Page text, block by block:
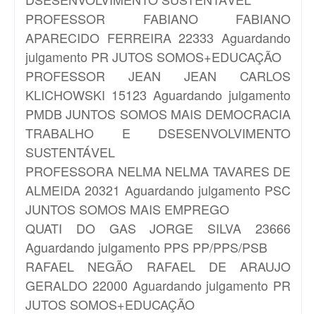
PROFESSOR FABIANOFABIANO
APARECIDO FERREIRA 22333 Aguardando
julgamento PR JUTOS SOMOS+EDUCAÇÃO
PROFESSOR JEAN JEAN CARLOS
KLICHOWSKI 15123 Aguardando julgamento
PMDB JUNTOS SOMOS MAIS DEMOCRACIA
TRABALHO E DSESENVOLVIMENTO
SUSTENTÁVEL
PROFESSORA NELMANELMA TAVARES DE
ALMEIDA 20321 Aguardando julgamento PSC
JUNTOS SOMOS MAIS EMPREGO
QUATI DO GAS JORGE SILVA 23666
Aguardando julgamento PPS PP/PPS/PSB
RAFAEL NEGÃO RAFAEL DE ARAUJO
GERALDO 22000 Aguardando julgamento PR
JUTOS SOMOS+EDUCAÇÃO